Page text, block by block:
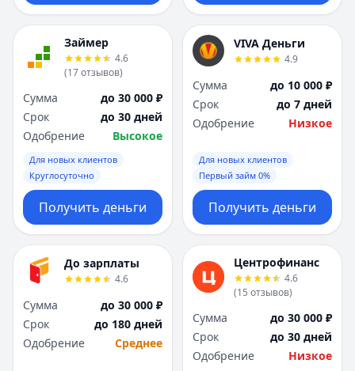
Займер
4.6
(17отзывов)
Сумма
до 30 000 ₽
Срок
до 30 дней
Одобрение
Высокое
Для новых клиентов
Круглосуточно
Получить деньги
VIVA Деньги
4.9
Сумма
до 10 000 ₽
Срок
до 7 дней
Одобрение
Низкое
Для новых клиентов
Первый займ 0%
Получить деньги
До зарплаты
4.6
Сумма
до 30 000 ₽
Срок
до 180 дней
Одобрение
Среднее
Центрофинанс
4.6
(15 отзывов)
Сумма
до 30 000 ₽
Срок
до 30 дней
Одобрение
Низкое